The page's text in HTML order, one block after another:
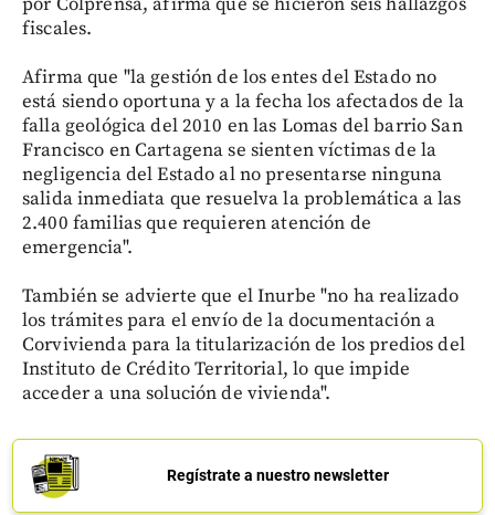
fiscales.
Afirma que "la gestión de los entes del Estado no
está siendo oportuna y a la fecha los afectados de la
falla geológica del 2010 en las Lomas del barrio San
Francisco en Cartagena se sienten víctimas de la
negligencia del Estado al no presentarse ninguna
salida inmediata que resuelva la problemática a las
2.400 familias que requieren atención de
emergencia".
También se advierte que el Inurbe "no ha realizado
los trámites para el envío de la documentación a
Corvivienda para la titularización de los predios del
Instituto de Crédito Territorial, lo que impide
acceder a una solución de vivienda".
Regístrate a nuestro newsletter